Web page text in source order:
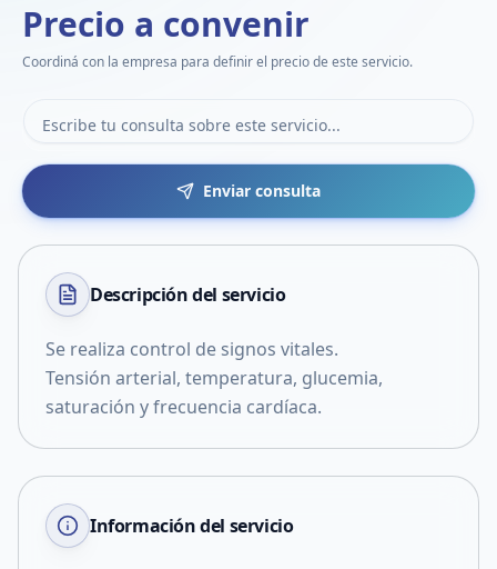
Precio a convenir
Coordiná con la empresa para definir el precio de este servicio.
Enviar consulta
Descripción del servicio
Se realiza control de signos vitales.
Tensión arterial, temperatura, glucemia,
saturación y frecuencia cardíaca.
Información del servicio